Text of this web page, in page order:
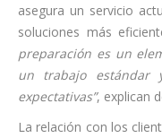
asegura un servicio
soluciones más
preparación es un
un trabajo estándar
expectativas”, explican
La relación con los